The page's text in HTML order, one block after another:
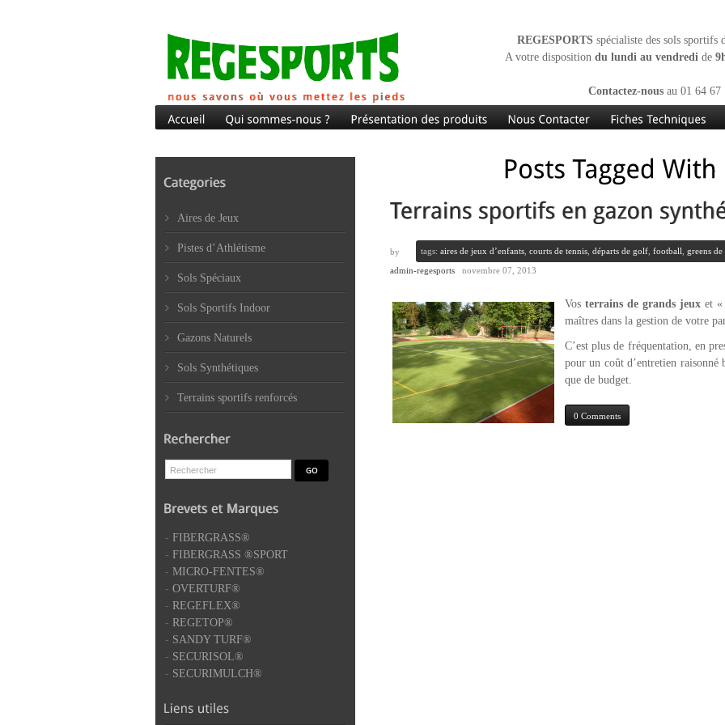
REGESPORTS spécialiste des sols sportifs
A votre disposition du lundi au vendredi de
Contactez-nous au 01 64 67
tags: aires de jeux d’enfants courts de tennis départs de golf football greens
by
admin-regesports novembre 07, 2013
Vosterrains de grands jeux et «
maîtres dans la gestion de votre
C’est plus de fréquentation, en
pour un coût d’entretien raisonné
que de budget.
0 Comments
Aires de Jeux
Pistes d’Athlétisme
Sols Spéciaux
Sols Sportifs Indoor
Gazons Naturels
Sols Synthétiques
Terrains sportifs renforcés
- FIBERGRASS®
- FIBERGRASS ®SPORT
- MICRO-FENTES®
- OVERTURF®
- REGEFLEX®
- REGETOP®
- SANDY TURF®
- SECURISOL®
- SECURIMULCH®